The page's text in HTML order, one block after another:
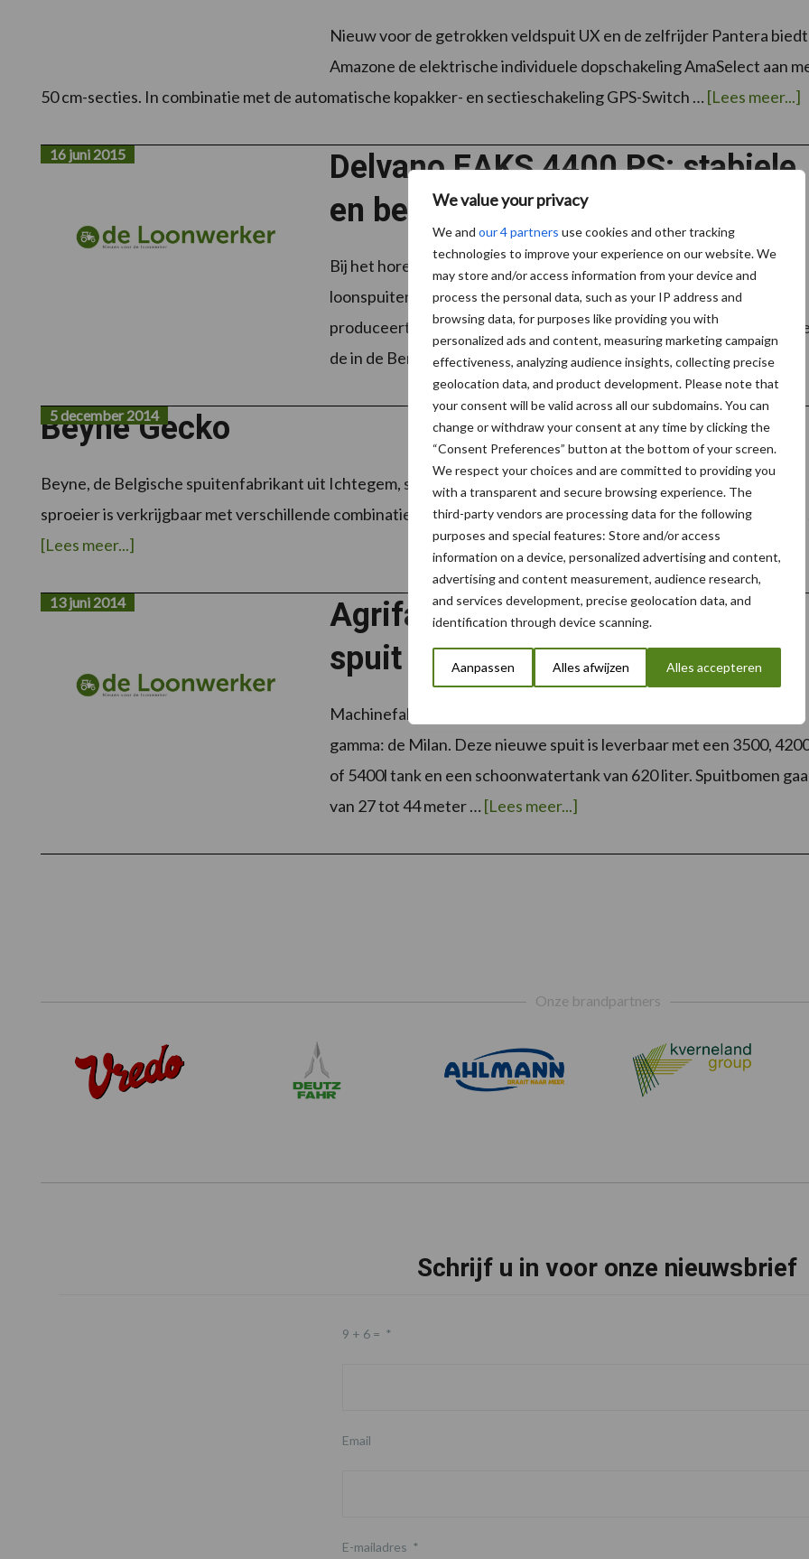
We value your privacy
We and our 4 partners use cookies and other tracking
technologies to improve your experience on our website. We
may store and/or access information from your device and
process the personal data, such as your IP address and
browsing data, for purposes like providing you with
personalized ads and content, measuring marketing campaign
effectiveness, analyzing audience insights, collecting precise
geolocation data, and product development. Please note that
your consent will be valid across all our subdomains. You can
change or withdraw your consent at any time by clicking the
“Consent Preferences” button at the bottom of your screen.
We respect your choices and are committed to providing you
with a transparent and secure browsing experience. The
third-party vendors are processing data for the following
purposes and special features: Store and/or access
information on a device, personalized advertising and content,
advertising and content measurement, audience research,
and services development, precise geolocation data, and
identification through device scanning.
Aanpassen Alles afwijzen Alles accepteren
Nieuw voor de getrokken veldspuit UX en de zelfrijder Pantera biedt
Amazone de elektrische individuele dopschakeling AmaSelect aan
50 cm-secties. In combinatie met de automatische kopakker- en sectieschakeling GPS-Switch … [Lees meer...]
Delvano EAKS 4400 PS: stabiele
en betrouwbare uitblinker
16 juni 2015
Bij het horen van de naam Delvano denkt menig loonwerker of
loonspuiter veelal als vanzelf aan zelfrijdende sproeiers. Het bedrijf
produceert echter ook verschillende getrokken sproeiers,
de in de Benelux populaire EAKS …[Lees meer...]overDelvano
EAKS
4400
PS:
stabiele
en
betrouwbare
uitblinker
Beyne Gecko
5 december 2014
Beyne, de Belgische spuitenfabrikant uit Ichtegem, stelde op Interpom de Beyne Gecko voor. Deze gedragen
sproeier is verkrijgbaar met verschillende combinaties spuitboom en tank. Ook een fronttank zit in het
[Lees meer...]overBeyne
Gecko
Agrifac brengt nieuwe getrokken
spuit uit.
13 juni 2014
Machinefabrikant Agrifac heeft opnieuw een getrokken spuit in het
gamma: de Milan. Deze nieuwe spuit is leverbaar met een 3500,
of 5400l tank en een schoonwatertank van 620 liter. Spuitbomen
van 27 tot 44 meter … [Lees meer...]overAgrifac
brengt
Onze brandpartners
Schrijf u in voor onze nieuwsbrief
9 + 6 = *
Email
E-mailadres *